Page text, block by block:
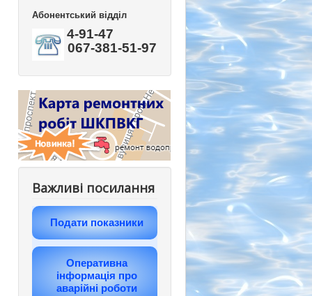
Абонентський відділ
4-91-47
067-381-51-97
Важливі посилання
Подати показники
Оперативна
інформація про
аварійні роботи